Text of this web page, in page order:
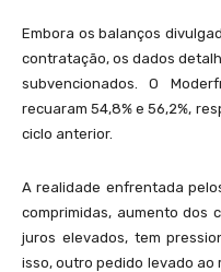
Embora os balanços
contratação, os dados
subvencionados. O
recuaram 54,8% e 56,2%,
ciclo anterior.
A realidade enfrentada
comprimidas, aumento dos
juros elevados, tem
isso, outro pedido levado ao